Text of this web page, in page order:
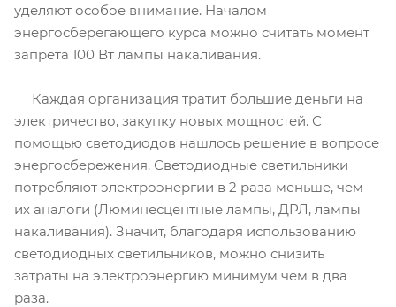
уделяют особое внимание. Началом
энергосберегающего курса можно считать момент
запрета 100 Вт лампы накаливания.
Каждая организация тратит большие деньги на
электричество, закупку новых мощностей. С
помощью светодиодов нашлось решение в вопросе
энергосбережения. Светодиодные светильники
потребляют электроэнергии в 2 раза меньше, чем
их аналоги (Люминесцентные лампы, ДРЛ, лампы
накаливания). Значит, благодаря использованию
светодиодных светильников, можно снизить
затраты на электроэнергию минимум чем в два
раза.